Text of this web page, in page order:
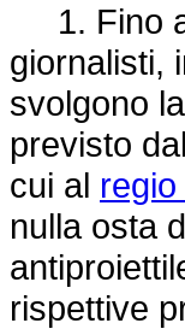
1. Fino
giornalisti,
svolgono
previsto
cui al
nulla osta
rispettive